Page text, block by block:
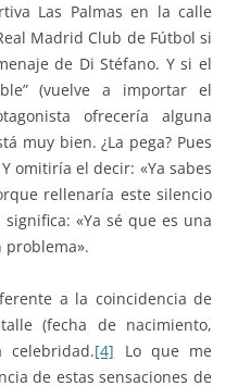
Las Palmas en la calle
Madrid Club de Fútbol si
de Di Stéfano. Y si el
(vuelve a importar el
ofrecería alguna
muy bien. ¿La pega? Pues
omitiría el decir: «Ya sabes
rellenaría este silencio
«Ya sé que es una
problema».
a la coincidencia de
(fecha de nacimiento,
[4] Lo que me
de estas sensaciones de